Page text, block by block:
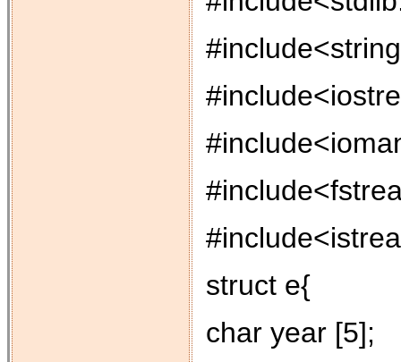
struct e{
char year [5];